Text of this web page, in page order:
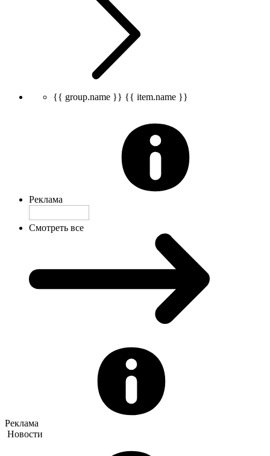
{{ group.name }} {{ item.name }}
Реклама
Смотреть все
Реклама
Новости